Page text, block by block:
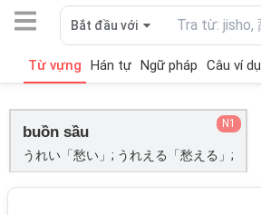
Bắt đầu với
Từ vựng Hán tự Ngữ pháp Câu ví dụ
buồn sầu
うれい「愁い」; うれえる「愁える」;
N1